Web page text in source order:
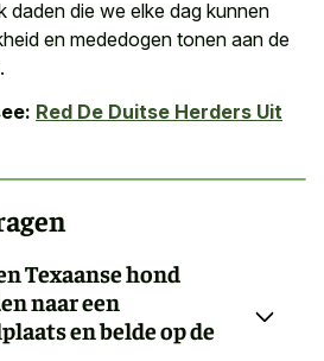
daden die we elke dag kunnen
en mededogen tonen aan de
Red De Duitse Herders Uit
Texaanse hond
naar een
en belde op de